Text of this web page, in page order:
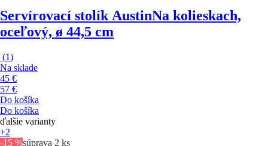
Servírovací stolík AustinNa kolieskach,
oceľový, ø 44,5 cm
(1)
Na sklade
45 €
57 €
Do košíka
Do košíka
ďalšie varianty
+2
-15 %súprava 2 ks